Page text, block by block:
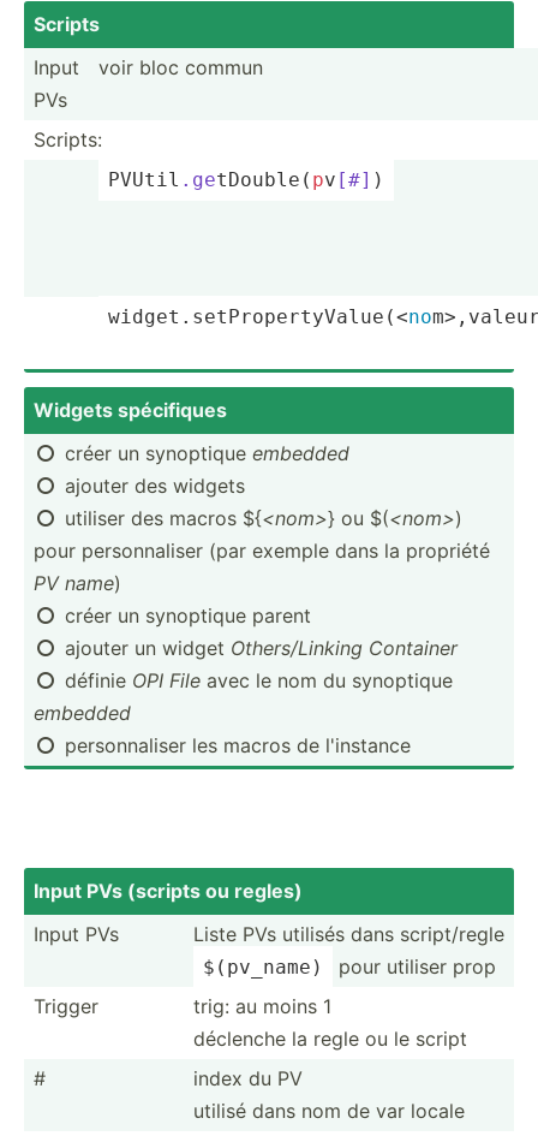
Scripts
Input
PVs
voir bloc commun
Scripts:
PVUtil .ge­tDo­ubl­e( p­v [#] )
widget.se­tPr­ope­rty­Val­ue(­<no
Widgets spécif­iques
 créer un synoptique embedded
 ajouter des widgets
 utiliser des macros ${<no­m>} ou $(<no­m>)
pour person­naliser (par exemple dans la propriété
PV name)
 créer un synoptique parent
 ajouter un widget Others­/Li­nking Container
 définie OPI Fileavec le nom du synoptique
embedded
 person­naliser les macros de l'instance
Input PVs (scripts ou regles)
Input PVs
Liste PVs utilisés dans script/regle
$(pv_name)
pour utiliser prop
Trigger
trig: au moins 1
déclenche la regle ou le script
#
index du PV
utilisé dans nom de var locale